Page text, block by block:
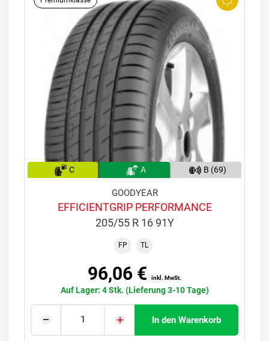
C A B (69)
GOODYEAR
EFFICIENTGRIP PERFORMANCE
205/55 R 16 91Y
FP TL
96,06 € inkl. MwSt.
Auf Lager: 4 Stk. (Lieferung 3-10 Tage)
In den Warenkorb